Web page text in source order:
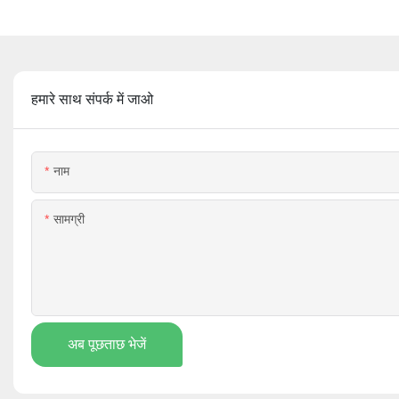
हमारे साथ संपर्क में जाओ
नाम
सामग्री
अब पूछताछ भेजें